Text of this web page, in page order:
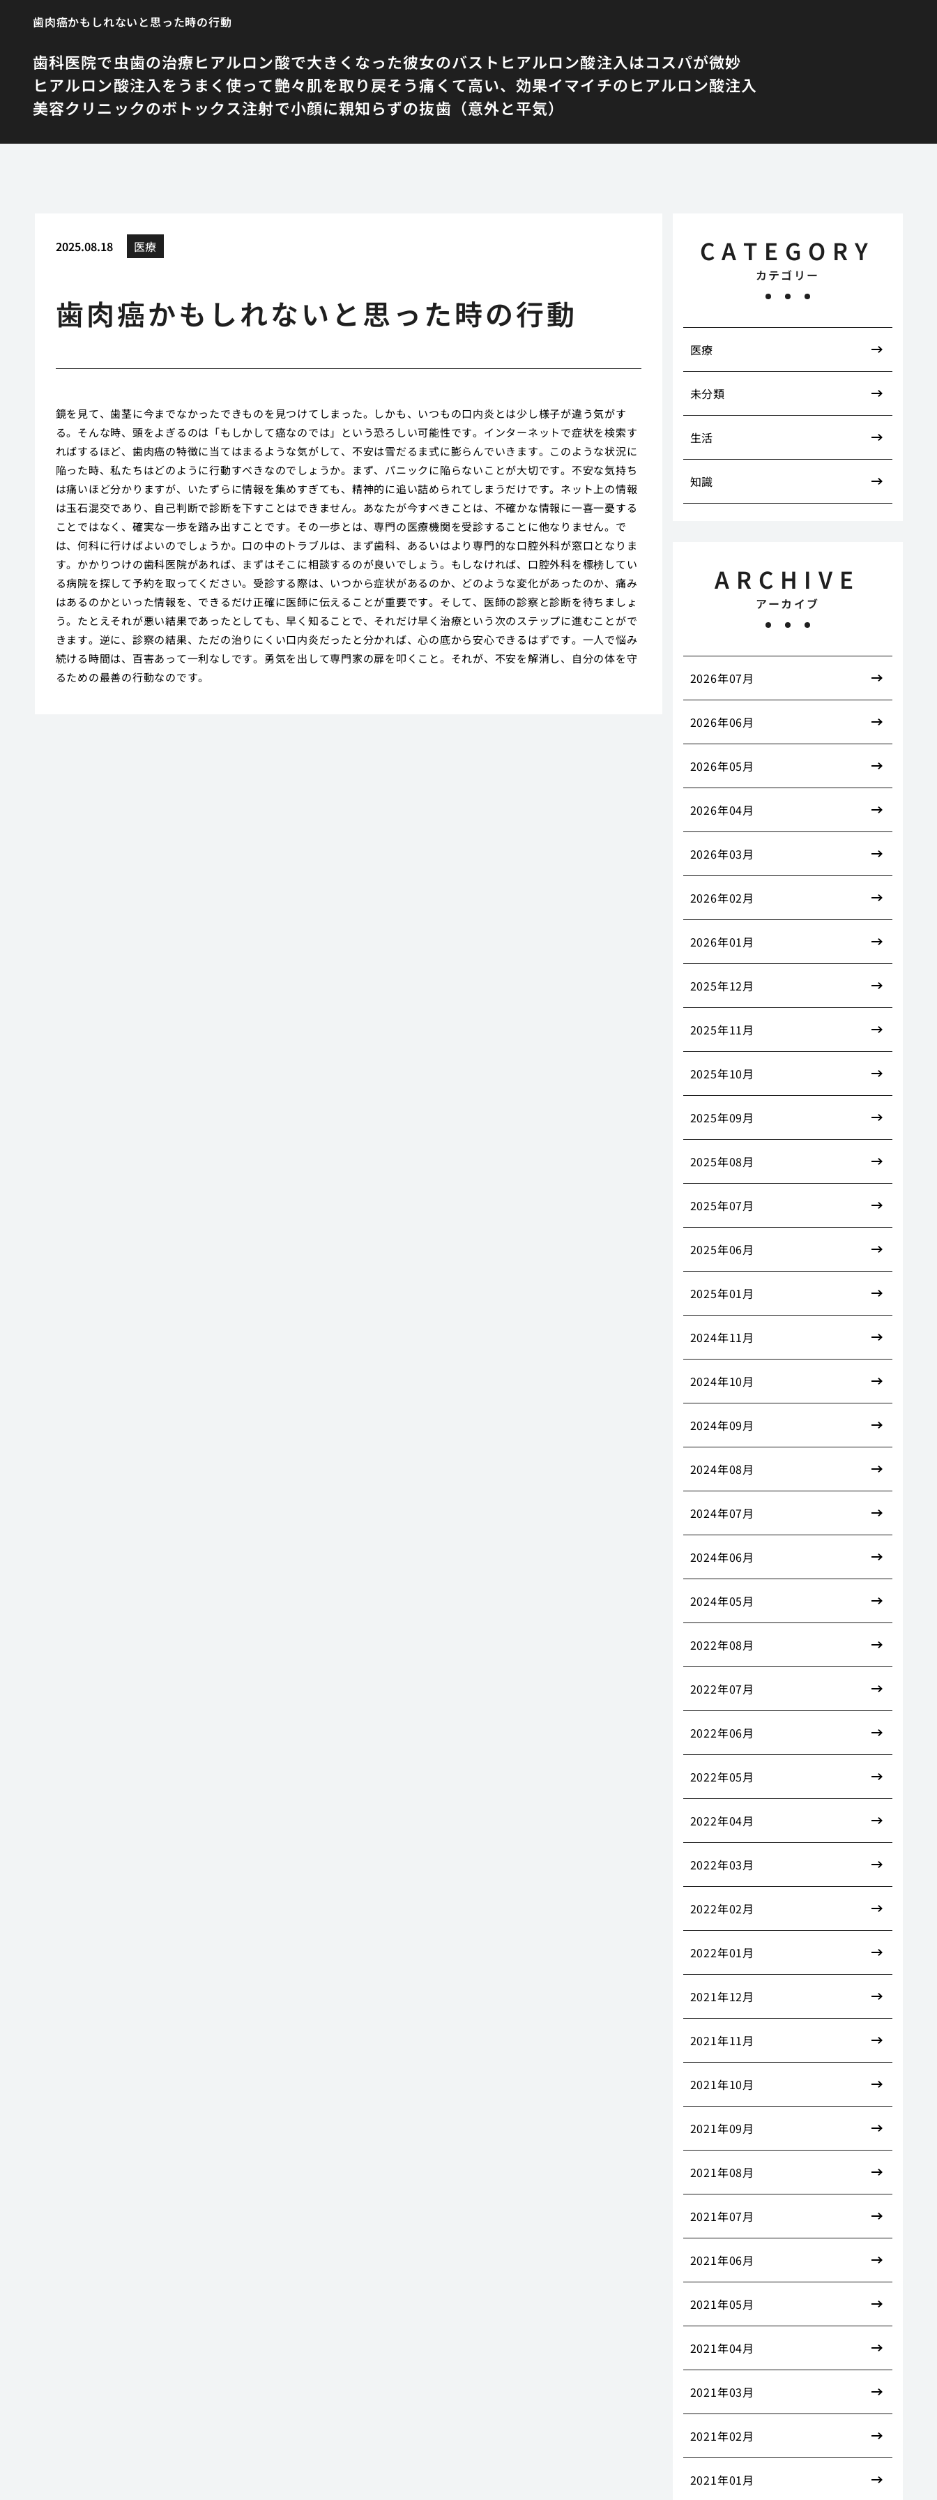
歯肉癌かもしれないと思った時の行動
歯科医院で虫歯の治療ヒアルロン酸で大きくなった彼女のバスト ヒアルロン酸注入はコスパが微妙
ヒアルロン酸注入をうまく使って艶々肌を取り戻そう痛くて高い、効果イマイチのヒアルロン酸注入
美容クリニックのボトックス注射で小顔に親知らずの抜歯（意外と平気）
2025.08.18 医療
歯肉癌かもしれないと思った時の行動
鏡を見て、歯茎に今までなかったできものを見つけてしまった。しかも、いつもの口内炎とは少し様子が違う気がす
る。そんな時、頭をよぎるのは「もしかして癌なのでは」という恐ろしい可能性です。インターネットで症状を検索す
ればするほど、歯肉癌の特徴に当てはまるような気がして、不安は雪だるま式に膨らんでいきます。このような状況に
陥った時、私たちはどのように行動すべきなのでしょうか。まず、パニックに陥らないことが大切です。不安な気持ち
は痛いほど分かりますが、いたずらに情報を集めすぎても、精神的に追い詰められてしまうだけです。ネット上の情報
は玉石混交であり、自己判断で診断を下すことはできません。あなたが今すべきことは、不確かな情報に一喜一憂する
ことではなく、確実な一歩を踏み出すことです。その一歩とは、専門の医療機関を受診することに他なりません。で
は、何科に行けばよいのでしょうか。口の中のトラブルは、まず歯科、あるいはより専門的な口腔外科が窓口となりま
す。かかりつけの歯科医院があれば、まずはそこに相談するのが良いでしょう。もしなければ、口腔外科を標榜してい
る病院を探して予約を取ってください。受診する際は、いつから症状があるのか、どのような変化があったのか、痛み
はあるのかといった情報を、できるだけ正確に医師に伝えることが重要です。そして、医師の診察と診断を待ちましょ
う。たとえそれが悪い結果であったとしても、早く知ることで、それだけ早く治療という次のステップに進むことがで
きます。逆に、診察の結果、ただの治りにくい口内炎だったと分かれば、心の底から安心できるはずです。一人で悩み
続ける時間は、百害あって一利なしです。勇気を出して専門家の扉を叩くこと。それが、不安を解消し、自分の体を守
るための最善の行動なのです。
CATEGORY
カテゴリー
医療
未分類
生活
知識
ARCHIVE
アーカイブ
2026年07月
2026年06月
2026年05月
2026年04月
2026年03月
2026年02月
2026年01月
2025年12月
2025年11月
2025年10月
2025年09月
2025年08月
2025年07月
2025年06月
2025年01月
2024年11月
2024年10月
2024年09月
2024年08月
2024年07月
2024年06月
2024年05月
2022年08月
2022年07月
2022年06月
2022年05月
2022年04月
2022年03月
2022年02月
2022年01月
2021年12月
2021年11月
2021年10月
2021年09月
2021年08月
2021年07月
2021年06月
2021年05月
2021年04月
2021年03月
2021年02月
2021年01月